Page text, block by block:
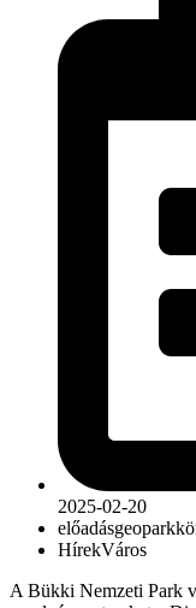
2025-02-20
előadásgeopark
HírekVáros
A Bükki Nemzeti Park